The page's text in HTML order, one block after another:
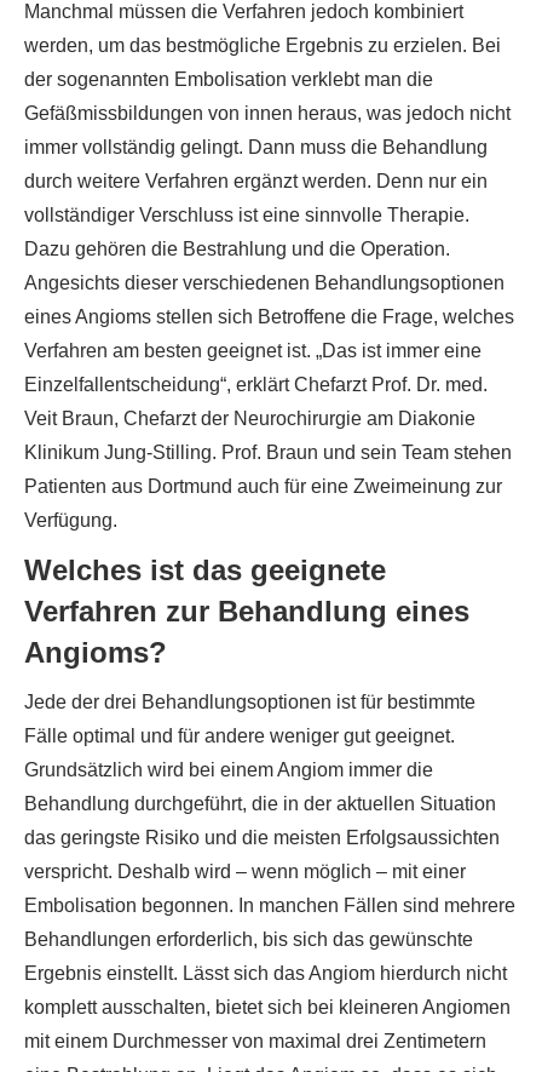
Manchmal müssen die Verfahren jedoch kombiniert
werden, um das bestmögliche Ergebnis zu erzielen. Bei
der sogenannten Embolisation verklebt man die
Gefäßmissbildungen von innen heraus, was jedoch nicht
immer vollständig gelingt. Dann muss die Behandlung
durch weitere Verfahren ergänzt werden. Denn nur ein
vollständiger Verschluss ist eine sinnvolle Therapie.
Dazu gehören die Bestrahlung und die Operation.
Angesichts dieser verschiedenen Behandlungsoptionen
eines Angioms stellen sich Betroffene die Frage, welches
Verfahren am besten geeignet ist. „Das ist immer eine
Einzelfallentscheidung“, erklärt Chefarzt Prof. Dr. med.
Veit Braun, Chefarzt der Neurochirurgie am Diakonie
Klinikum Jung-Stilling. Prof. Braun und sein Team stehen
Patienten aus Dortmund auch für eine Zweimeinung zur
Verfügung.
Welches ist das geeignete
Verfahren zur Behandlung eines
Angioms?
Jede der drei Behandlungsoptionen ist für bestimmte
Fälle optimal und für andere weniger gut geeignet.
Grundsätzlich wird bei einem Angiom immer die
Behandlung durchgeführt, die in der aktuellen Situation
das geringste Risiko und die meisten Erfolgsaussichten
verspricht. Deshalb wird – wenn möglich – mit einer
Embolisation begonnen. In manchen Fällen sind mehrere
Behandlungen erforderlich, bis sich das gewünschte
Ergebnis einstellt. Lässt sich das Angiom hierdurch nicht
komplett ausschalten, bietet sich bei kleineren Angiomen
mit einem Durchmesser von maximal drei Zentimetern